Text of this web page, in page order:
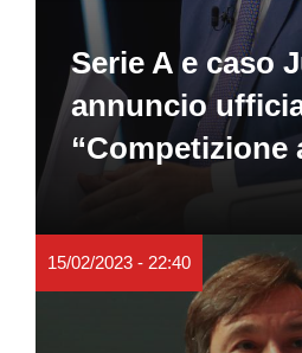
Serie A e caso
annuncio
“Competizione
15/02/2023 - 22:40